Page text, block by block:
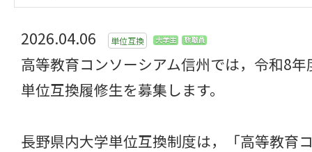
2026.04.06 単位互換
高等教育コンソーシアム信州では，令和8
単位互換履修生を募集します。
長野県内大学単位互換制度は，「高等教育